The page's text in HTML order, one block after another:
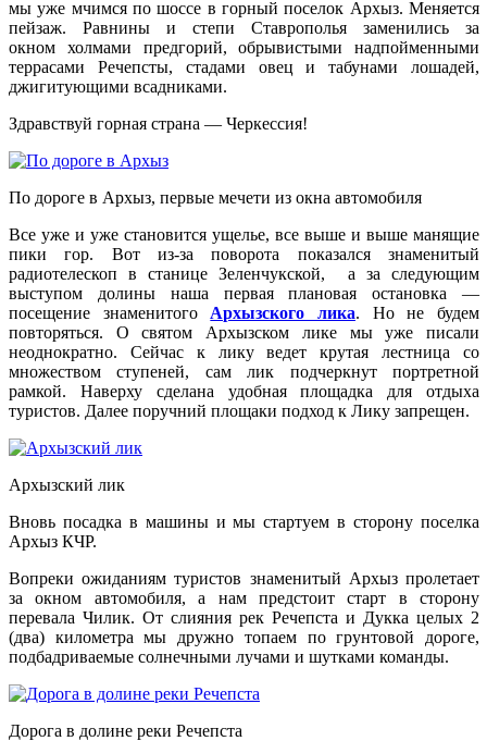
мы уже мчимся по шоссе в горный поселок Архыз. Меняется
пейзаж. Равнины и степи Ставрополья заменились за
окном холмами предгорий, обрывистыми надпойменными
террасами Речепсты, стадами овец и табунами лошадей,
джигитующими всадниками.
Здравствуй горная страна — Черкессия!
По дороге в Архыз, первые мечети из окна автомобиля
Все уже и уже становится ущелье, все выше и выше манящие
пики гор. Вот из-за поворота показался знаменитый
радиотелескоп в станице Зеленчукской, а за следующим
выступом долины наша первая плановая остановка —
посещение знаменитого Архызского лика. Но не будем
повторяться. О святом Архызском лике мы уже писали
неоднократно. Сейчас к лику ведет крутая лестница со
множеством ступеней, сам лик подчеркнут портретной
рамкой. Наверху сделана удобная площадка для отдыха
туристов. Далее поручний площаки подход к Лику запрещен.
Архызский лик
Вновь посадка в машины и мы стартуем в сторону поселка
Архыз КЧР.
Вопреки ожиданиям туристов знаменитый Архыз пролетает
за окном автомобиля, а нам предстоит старт в сторону
перевала Чилик. От слияния рек Речепста и Дукка целых 2
(два) километра мы дружно топаем по грунтовой дороге,
подбадриваемые солнечными лучами и шутками команды.
Дорога в долине реки Речепста